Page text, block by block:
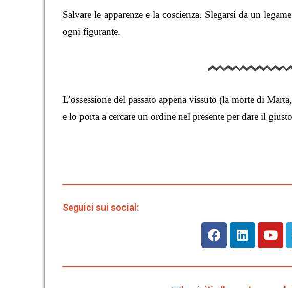
Salvare le apparenze e la coscienza. Slegarsi da un
ogni figurante.
L’ossessione del passato appena vissuto (la morte di
e lo porta a cercare un ordine nel presente per dare il
Seguici sui social: